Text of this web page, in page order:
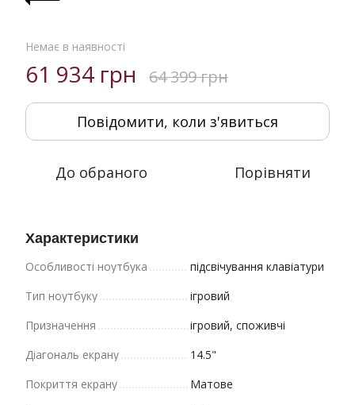
Немає в наявності
61 934 грн 64 399 грн
Повідомити, коли з'явиться
До обраного Порівняти
Характеристики
Особливості ноутбука
підсвічування клавіатури
Тип ноутбуку
ігровий
Призначення
ігровий, споживчі
Діагональ екрану
14.5"
Покриття екрану
Матове